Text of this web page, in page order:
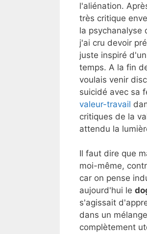
l'aliénation.
très critique
la psychanalyse
j'ai cru devoir
juste inspiré
temps. A la fin
voulais venir
suicidé avec sa
valeur-travail
critiques de la
attendu la
Il faut dire que
moi-même,
car on pense
aujourd'hui le
s'agissait
dans un
complètement